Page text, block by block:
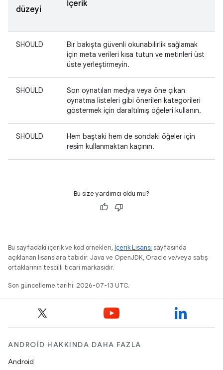
düzeyi
İçerik
SHOULD
Bir bakışta güvenli okunabilirlik sağlamak
için meta verileri kısa tutun ve metinleri üst
üste yerleştirmeyin.
SHOULD
Son oynatılan medya veya öne çıkan
oynatma listeleri gibi önerilen kategorileri
göstermek için daraltılmış öğeleri kullanın.
SHOULD
Hem baştaki hem de sondaki öğeler için
resim kullanmaktan kaçının.
Bu size yardımcı oldu mu?
Bu sayfadaki içerik ve kod örnekleri, İçerik Lisansı sayfasında
açıklanan lisanslara tabidir. Java ve OpenJDK, Oracle ve/veya satış
ortaklarının tescilli ticari markasıdır.
Son güncelleme tarihi: 2026-07-13 UTC.
ANDROID HAKKINDA DAHA FAZLA
Android